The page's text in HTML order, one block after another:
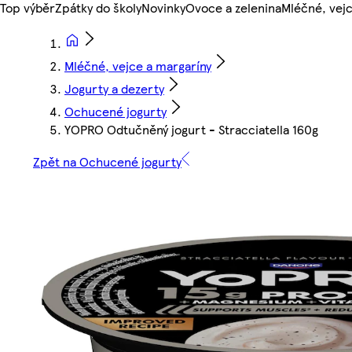
Top výběrZpátky do školyNovinkyOvoce a zeleninaMléčné,
Mléčné, vejce a margaríny
Jogurty a dezerty
Ochucené jogurty
YOPRO Odtučněný jogurt - Stracciatella 160g
Zpět na Ochucené jogurty